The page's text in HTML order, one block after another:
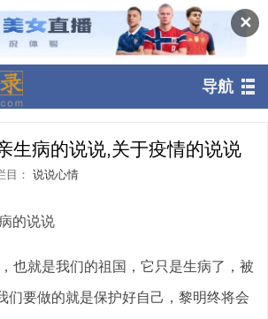
✕
导航
生病的说说,关于疫情的说说
目： 说说心情
的说说
也就是我们的祖国，它只是生病了，被
们要做的就是保护好自己，黎明终将会